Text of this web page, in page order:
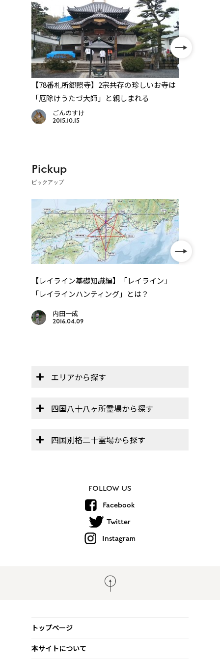
【78番札所郷照寺】2宗共存の珍しいお寺は
「厄除けうたづ大師」と親しまれる
ごんのすけ
2015.10.15
Pickup
ピックアップ
【レイライン基礎知識編】「レイライン」
「レイラインハンティング」とは？
内田一成
2016.04.09
エリアから探す
四国八十八ヶ所霊場から探す
四国別格二十霊場から探す
FOLLOW US
Facebook
Twitter
Instagram
トップページ
本サイトについて